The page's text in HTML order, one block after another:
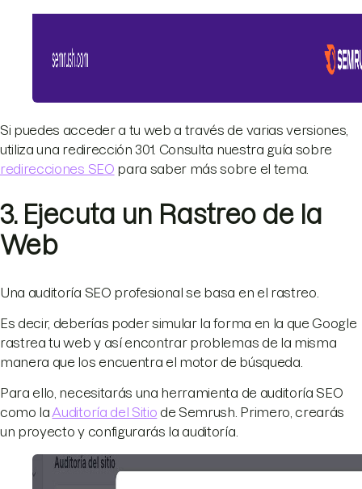
Si puedes acceder a tu web a través de varias versiones,
utiliza una redirección 301. Consulta nuestra guía sobre
redirecciones SEO para saber más sobre el tema.
3. Ejecuta un Rastreo de la
Web
Una auditoría SEO profesional se basa en el rastreo.
Es decir, deberías poder simular la forma en la que Google
rastrea tu web y así encontrar problemas de la misma
manera que los encuentra el motor de búsqueda.
Para ello, necesitarás una herramienta de auditoría SEO
como la Auditoría del Sitio de Semrush. Primero, crearás
un proyecto y configurarás la auditoría.